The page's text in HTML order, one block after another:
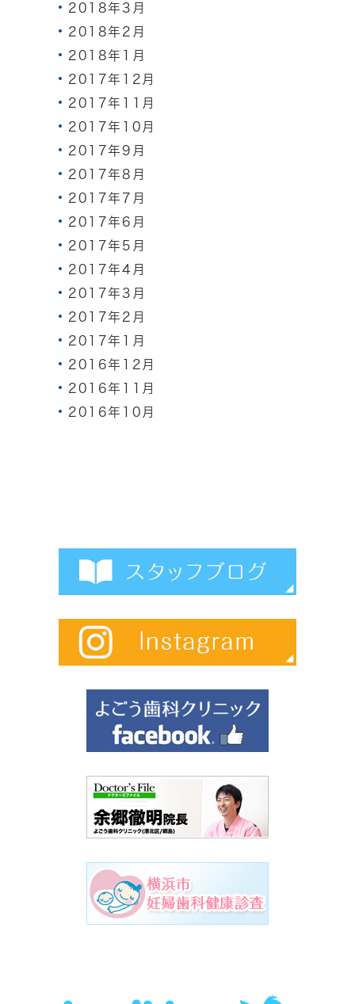
2018年3月
2018年2月
2018年1月
2017年12月
2017年11月
2017年10月
2017年9月
2017年8月
2017年7月
2017年6月
2017年5月
2017年4月
2017年3月
2017年2月
2017年1月
2016年12月
2016年11月
2016年10月